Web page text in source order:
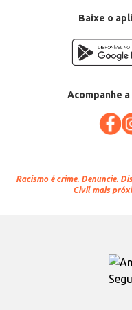
Baixe o
Acompanhe
Racismo é crime. Denuncie.
Civil mais